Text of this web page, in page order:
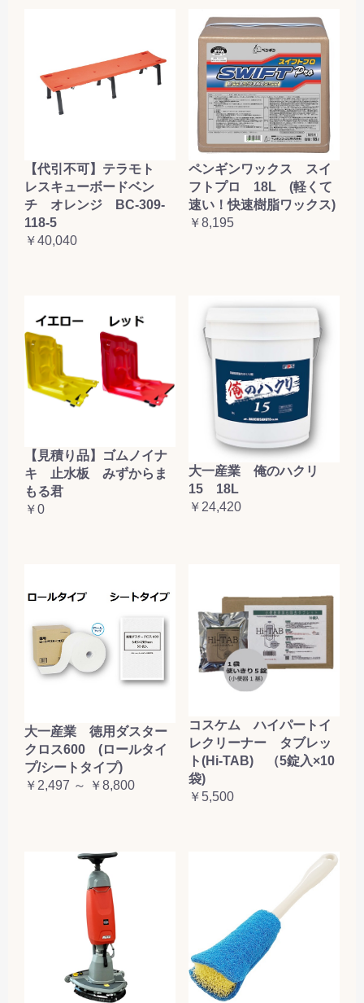
【代引不可】テラモト
レスキューボードベン
チ オレンジ BC-309-
118-5
￥40,040
ペンギンワックス スイ
フトプロ 18L (軽くて
速い！快速樹脂ワックス)
￥8,195
【見積り品】ゴムノイナ
キ 止水板 みずからま
もる君
￥0
大一産業 俺のハクリ
15 18L
￥24,420
大一産業 徳用ダスター
クロス600 (ロールタイ
プ/シートタイプ)
￥2,497 ～ ￥8,800
コスケム ハイパートイ
レクリーナー タブレッ
ト(Hi-TAB) （5錠入×10
袋)
￥5,500